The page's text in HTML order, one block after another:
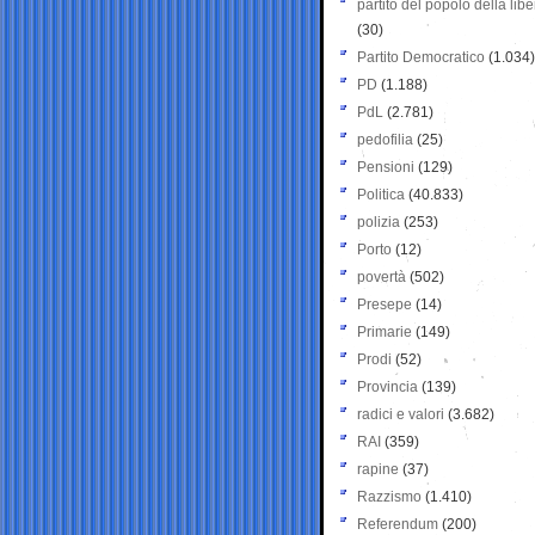
partito del popolo della
(30)
Partito Democratico (1.034)
PD (1.188)
PdL (2.781)
pedofilia (25)
Pensioni (129)
Politica (40.833)
polizia (253)
Porto (12)
povertà (502)
Presepe (14)
Primarie (149)
Prodi (52)
Provincia (139)
radici e valori (3.682)
RAI (359)
rapine (37)
Razzismo (1.410)
Referendum (200)